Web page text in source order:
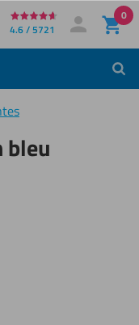
4.6 / 5721 Mon compte
Se connecter
0
bleu